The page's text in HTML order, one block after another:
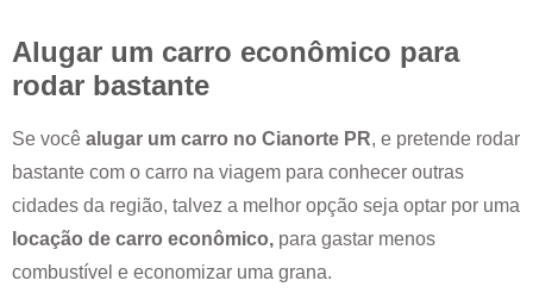
Alugar um carro econômico para
rodar bastante
Se você alugar um carro no Cianorte PR, e pretende rodar
bastante com o carro na viagem para conhecer outras
cidades da região, talvez a melhor opção seja optar por uma
locação de carro econômico, para gastar menos
combustível e economizar uma grana.